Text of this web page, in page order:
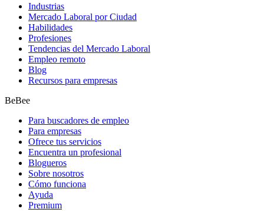
Industrias
Mercado Laboral por Ciudad
Habilidades
Profesiones
Tendencias del Mercado Laboral
Empleo remoto
Blog
Recursos para empresas
BeBee
Para buscadores de empleo
Para empresas
Ofrece tus servicios
Encuentra un profesional
Blogueros
Sobre nosotros
Cómo funciona
Ayuda
Premium